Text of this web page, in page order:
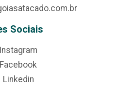
Sociais
Instagram
Facebook
Linkedin